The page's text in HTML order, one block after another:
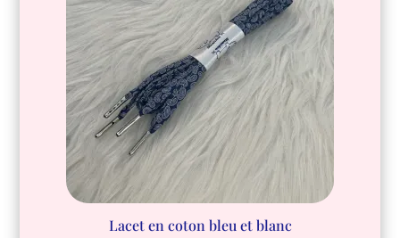
Lacet en coton bleu et blanc